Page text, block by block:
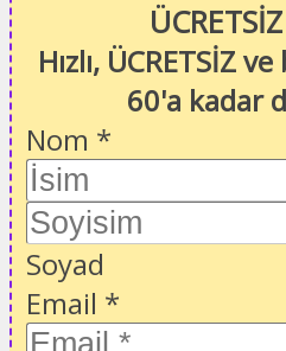
Hızlı, ÜCRETSİZ
60'a kadar
Nom *
Soyad
Email *